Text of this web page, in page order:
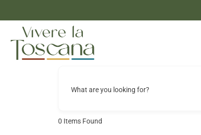
What are you looking for?
0 Items Found